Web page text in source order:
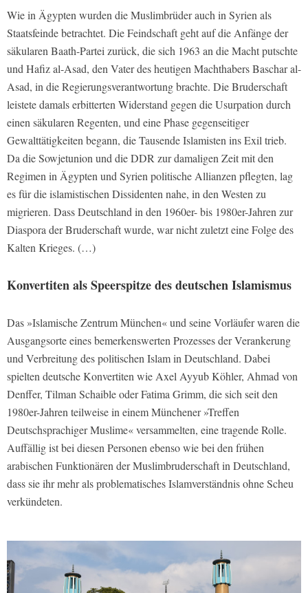
Wie in Ägypten wurden die Muslimbrüder auch in Syrien als
Staatsfeinde betrachtet. Die Feindschaft geht auf die Anfänge der
säkularen Baath-Partei zurück, die sich 1963 an die Macht putschte
und Hafiz al-Asad, den Vater des heutigen Machthabers Baschar al-
Asad, in die Regierungsverantwortung brachte. Die Bruderschaft
leistete damals erbitterten Widerstand gegen die Usurpation durch
einen säkularen Regenten, und eine Phase gegenseitiger
Gewalttätigkeiten begann, die Tausende Islamisten ins Exil trieb.
Da die Sowjetunion und die DDR zur damaligen Zeit mit den
Regimen in Ägypten und Syrien politische Allianzen pflegten, lag
es für die islamistischen Dissidenten nahe, in den Westen zu
migrieren. Dass Deutschland in den 1960er- bis 1980er-Jahren zur
Diaspora der Bruderschaft wurde, war nicht zuletzt eine Folge des
Kalten Krieges. (…)
Konvertiten als Speerspitze des deutschen Islamismus
Das »Islamische Zentrum München« und seine Vorläufer waren die
Ausgangsorte eines bemerkenswerten Prozesses der Verankerung
und Verbreitung des politischen Islam in Deutschland. Dabei
spielten deutsche Konvertiten wie Axel Ayyub Köhler, Ahmad von
Denffer, Tilman Schaible oder Fatima Grimm, die sich seit den
1980er-Jahren teilweise in einem Münchener »Treffen
Deutschsprachiger Muslime« versammelten, eine tragende Rolle.
Auffällig ist bei diesen Personen ebenso wie bei den frühen
arabischen Funktionären der Muslimbruderschaft in Deutschland,
dass sie ihr mehr als problematisches Islamverständnis ohne Scheu
verkündeten.